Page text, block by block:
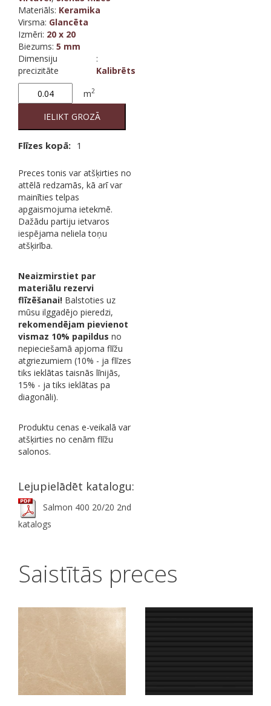
Materiāls: Keramika
Virsma: Glancēta
Izmēri: 20 x 20
Biezums: 5 mm
Dimensiju
precizitāte
:
Kalibrēts
Salmon
400
m2
IELIKT GROZĀ
Flīzes kopā: 1
Preces tonis var atšķirties no
attēlā redzamās, kā arī var
mainīties telpas
apgaismojuma ietekmē.
Dažādu partiju ietvaros
iespējama neliela toņu
atšķirība.
Neaizmirstiet par
materiālu rezervi
flīzēšanai! Balstoties uz
mūsu ilggadējo pieredzi,
rekomendējam pievienot
vismaz 10% papildus no
nepieciešamā apjoma flīžu
atgriezumiem (10% - ja flīzes
tiks ieklātas taisnās līnijās,
15% - ja tiks ieklātas pa
diagonāli).
Produktu cenas e-veikalā var
atšķirties no cenām flīžu
salonos.
Lejupielādēt katalogu:
Salmon 400 20/20 2nd
katalogs
Saistītās preces